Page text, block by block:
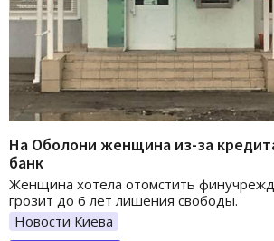
На Оболони женщина из-за
банк
Женщина хотела отомстить
грозит до 6 лет лишения свободы.
Новости Киева